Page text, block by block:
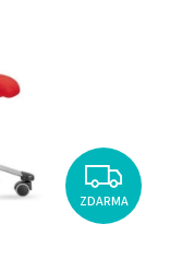
ZDARMA